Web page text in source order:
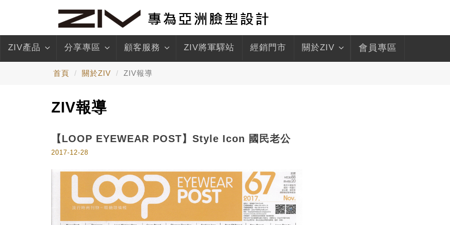
ZIV產品 分享專區 顧客服務 ZIV將軍驛站 經銷門市 關於ZIV 會員專區
首頁 關於ZIV ZIV報導
ZIV報導
【LOOP EYEWEAR POST】Style Icon 國民老公
2017-12-28